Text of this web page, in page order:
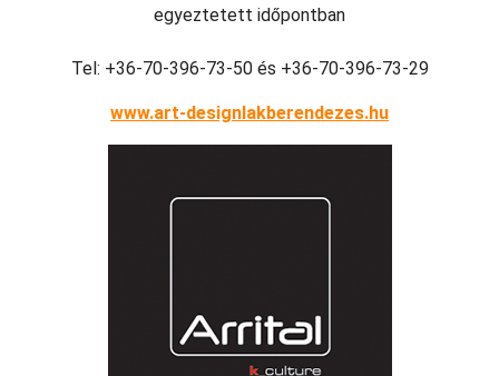
egyeztetett időpontban
Tel: +36-70-396-73-50 és +36-70-396-73-29
www.art-designlakberendezes.hu